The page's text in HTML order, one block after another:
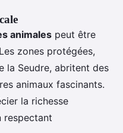
animales peut être
zones protégées,
la Seudre, abritent des
animaux fascinants.
la richesse
respectant